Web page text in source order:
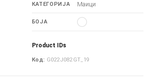
КАТЕГОРИЈА Маици
БОЈА
Product IDs
Код: G022J082GT_19